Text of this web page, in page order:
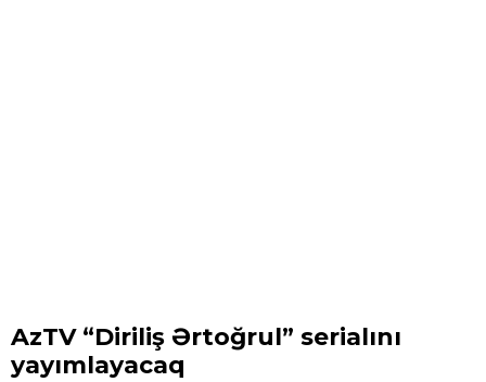
AzTV “Diriliş Ərtoğrul” serialını
yayımlayacaq